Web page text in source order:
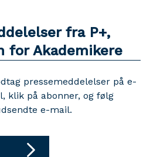
fra P+,
for Akademikere
pressemeddelelser på e-
klik på abonner, og følg
e-mail.